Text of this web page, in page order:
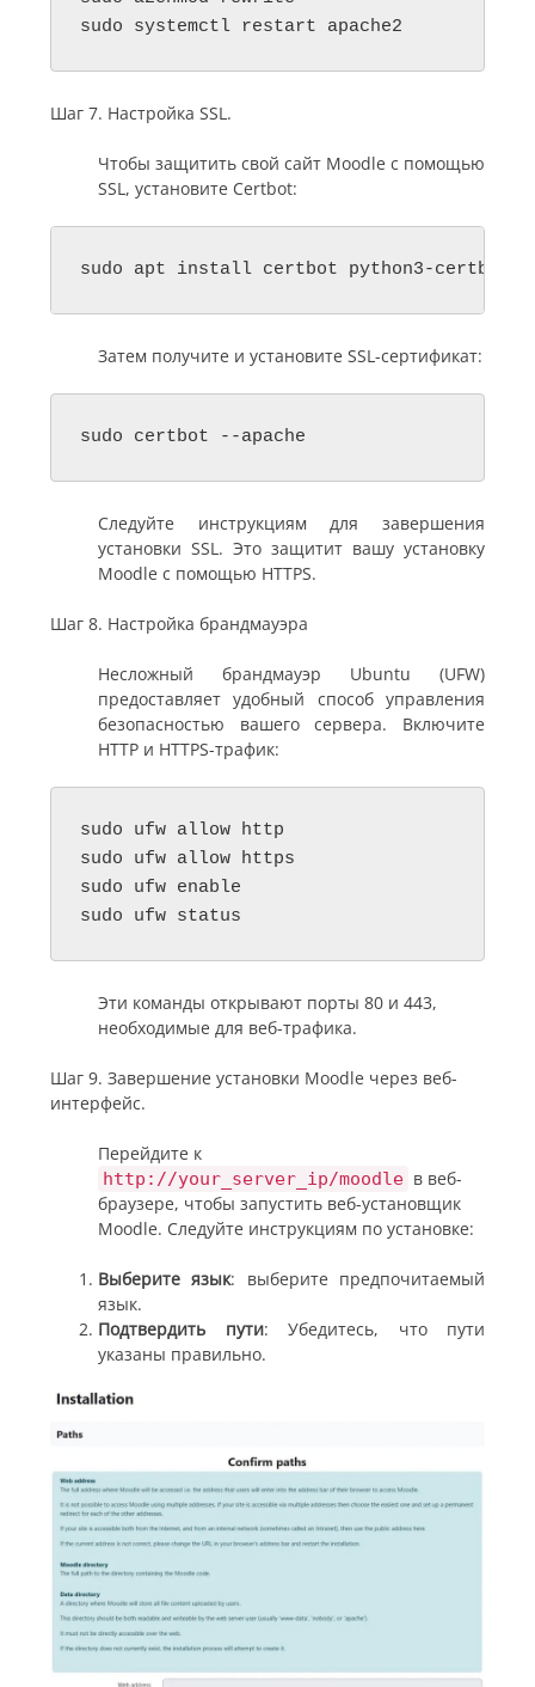
sudo systemctl restart apache2
Шаг 7. Настройка SSL.
Чтобы защитить свой сайт Moodle с помощью
SSL, установите Certbot:
sudo apt install certbot python3-certbot-
Затем получите и установите SSL-сертификат:
sudo certbot --apache
Следуйте инструкциям для завершения
установки SSL. Это защитит вашу установку
Moodle с помощью HTTPS.
Шаг 8. Настройка брандмауэра
Несложный брандмауэр Ubuntu (UFW)
предоставляет удобный способ управления
безопасностью вашего сервера. Включите
HTTP и HTTPS-трафик:
sudo ufw allow http
sudo ufw allow https
sudo ufw enable
sudo ufw status
Эти команды открывают порты 80 и 443,
необходимые для веб-трафика.
Шаг 9. Завершение установки Moodle через веб-
интерфейс.
Перейдите к
http://your_server_ip/moodle в веб-
браузере, чтобы запустить веб-установщик
Moodle. Следуйте инструкциям по установке:
Выберите язык: выберите предпочитаемый
язык.
Подтвердить пути: Убедитесь, что пути
указаны правильно.